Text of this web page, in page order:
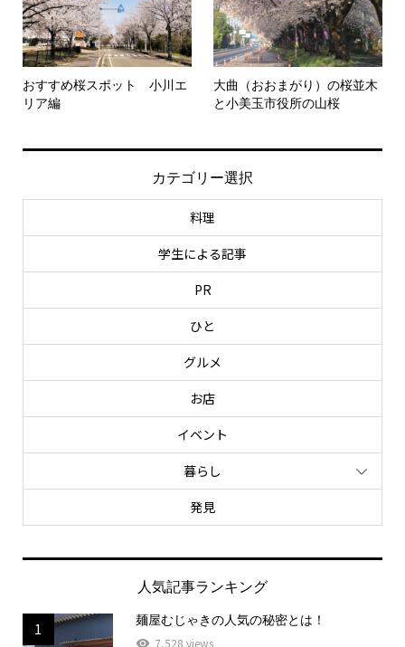
おすすめ桜スポット 小川エ
リア編
大曲（おおまがり）の桜並木
と小美玉市役所の山桜
カテゴリー選択
料理
学生による記事
PR
ひと
グルメ
お店
イベント
暮らし
発見
人気記事ランキング
1
麺屋むじゃきの人気の秘密とは！
7,528 views